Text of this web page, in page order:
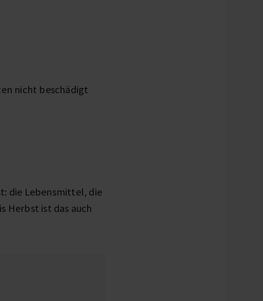
nicht beschädigt
die Lebensmittel, die
Herbst ist das auch